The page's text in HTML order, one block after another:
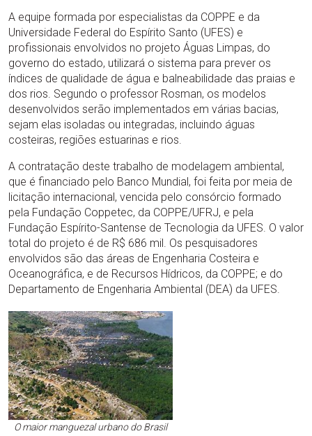
A equipe formada por especialistas da COPPE e da
Universidade Federal do Espírito Santo (UFES) e
profissionais envolvidos no projeto Águas Limpas, do
governo do estado, utilizará o sistema para prever os
índices de qualidade de água e balneabilidade das praias e
dos rios. Segundo o professor Rosman, os modelos
desenvolvidos serão implementados em várias bacias,
sejam elas isoladas ou integradas, incluindo águas
costeiras, regiões estuarinas e rios.
A contratação deste trabalho de modelagem ambiental,
que é financiado pelo Banco Mundial, foi feita por meia de
licitação internacional, vencida pelo consórcio formado
pela Fundação Coppetec, da COPPE/UFRJ, e pela
Fundação Espírito-Santense de Tecnologia da UFES. O valor
total do projeto é de R$ 686 mil. Os pesquisadores
envolvidos são das áreas de Engenharia Costeira e
Oceanográfica, e de Recursos Hídricos, da COPPE; e do
Departamento de Engenharia Ambiental (DEA) da UFES.
O maior manguezal urbano do Brasil